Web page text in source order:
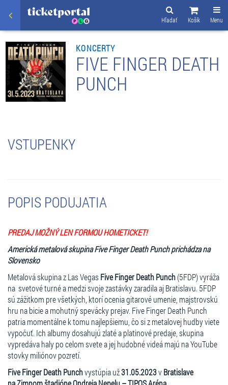
Menu
Košík
Hľadať
KONCERTY
FIVE FINGER DEATH
PUNCH
VSTUPENKY
POPIS PODUJATIA
PREDAJ MOŽNÝ LEN FORMOU HOMETICKET!
Americká metalová skupina Five Finger Death Punch prichádza na
Slovensko
Metalová skupina z Las Vegas Five Finger Death Punch(5FDP) vyráža
na svetové turné a medzi svoje zastávky zaradila aj Bratislavu. 5FDP
sú zážitkom pre všetkých, ktorí ocenia gitarové umenie, majstrovskú
hru na bicie a mohutný spevácky prejav. Five Finger Death Punch
patria momentálne k tomu najlepšiemu, čo si z metalovej hudby viete
vypočuť. Ich albumy dosahujú zlaté a platinové predaje, skupina
vypredáva haly po celom svete a jej hudobné videá majú na YouTube
stovky miliónov pozretí.
Five Finger Death Punchvystúpia už31.05.2023vBratislave